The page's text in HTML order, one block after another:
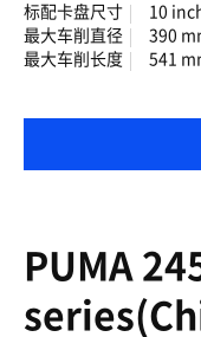
标配卡盘尺寸
10
最大车削直径
390
最大车削长度
541
PUMA